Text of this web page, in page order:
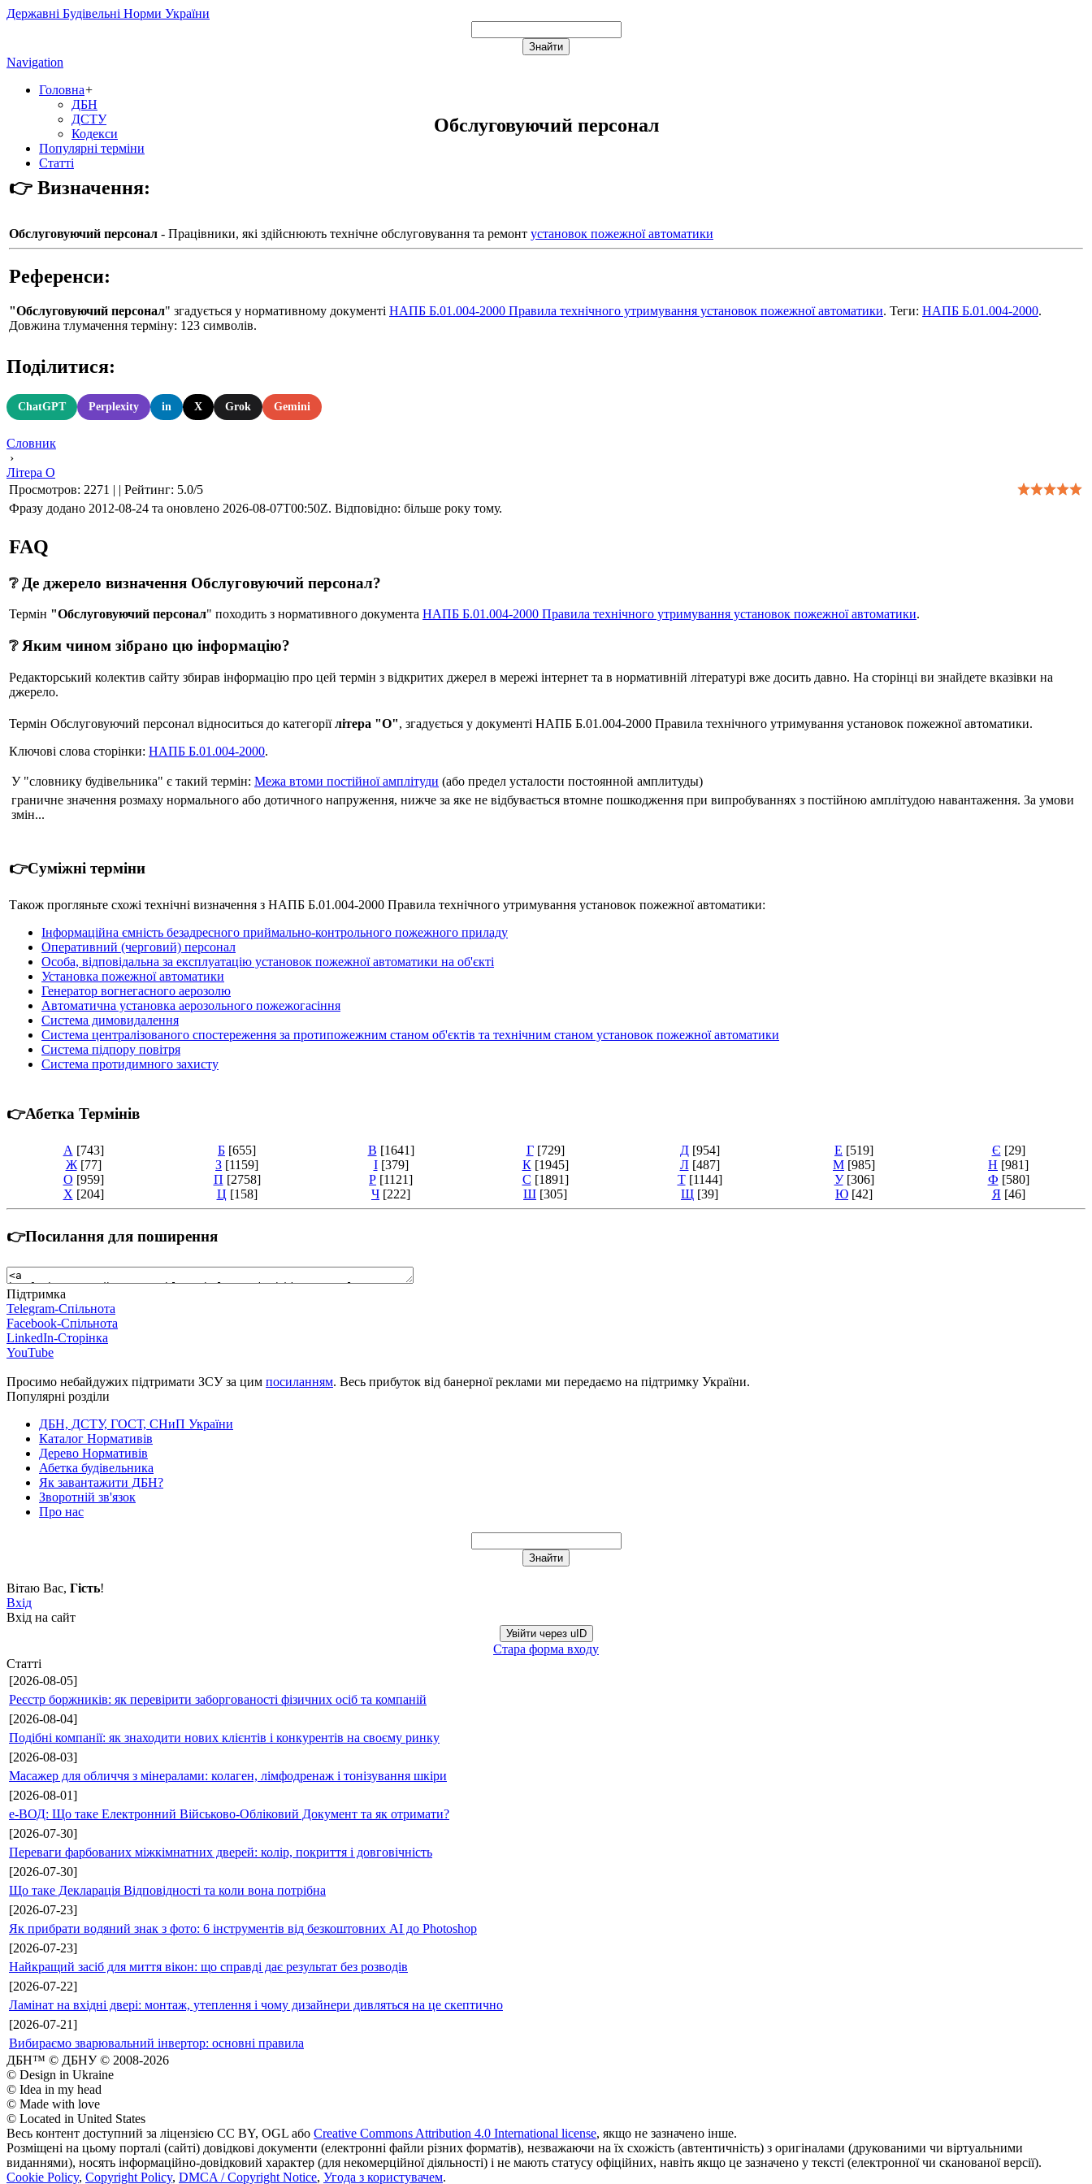
Державні Будівельні Норми України
Navigation
Головна+
ДБН
ДСТУ
Кодекси
Популярні терміни
Статті
Обслуговуючий персонал
👉 Визначення:
Обслуговуючий персонал - Працівники, які здійснюють технічне обслуговування та ремонт установок пожежної автоматики
Референси:
"Обслуговуючий персонал" згадується у нормативному документі НАПБ Б.01.004-2000 Правила технічного утримування установок пожежної автоматики. Теги: НАПБ Б.01.004-2000.
Довжина тлумачення терміну: 123 символів.
Поділитися:
ChatGPT Perplexity in X Grok Gemini
Словник
›
Літера О
Просмотров: 2271 | | Рейтинг: 5.0/5
Фразу додано 2012-08-24 та оновлено 2026-08-07T00:50Z. Відповідно: більше року тому.
FAQ
❔ Де джерело визначення Обслуговуючий персонал?
Термін "Обслуговуючий персонал" походить з нормативного документа НАПБ Б.01.004-2000 Правила технічного утримування установок пожежної автоматики.
❔ Яким чином зібрано цю інформацію?
Редакторський колектив сайту збирав інформацію про цей термін з відкритих джерел в мережі інтернет та в нормативній літературі вже досить давно. На сторінці ви знайдете вказівки на
джерело.
Термін Обслуговуючий персонал відноситься до категоріїлітера "О", згадується у документі НАПБ Б.01.004-2000 Правила технічного утримування установок пожежної автоматики.
Ключові слова сторінки: НАПБ Б.01.004-2000.
У "словнику будівельника" є такий термін: Межа втоми постійної амплітуди (або предел усталости постоянной амплитуды)
граничне значення розмаху нормального або дотичного напруження, нижче за яке не відбувається втомне пошкодження при випробуваннях з постійною амплітудою навантаження. За умови
змін...
👉Суміжні терміни
Також прогляньте схожі технічні визначення з НАПБ Б.01.004-2000 Правила технічного утримування установок пожежної автоматики:
Інформаційна ємність безадресного приймально-контрольного пожежного приладу
Оперативний (черговий) персонал
Особа, відповідальна за експлуатацію установок пожежної автоматики на об'єкті
Установка пожежної автоматики
Генератор вогнегасного аерозолю
Автоматична установка аерозольного пожежогасіння
Система димовидалення
Система централізованого спостереження за протипожежним станом об'єктів та технічним станом установок пожежної автоматики
Система підпору повітря
Система протидимного захисту
👉Абетка Термінів
А [743] Б [655] В [1641] Г [729] Д [954] Е [519] Є [29]
Ж [77] З [1159] І [379] К [1945] Л [487] М [985] Н [981]
О [959] П [2758] Р [1121] С [1891] Т [1144] У [306] Ф [580]
Х [204] Ц [158] Ч [222] Ш [305] Щ [39] Ю [42] Я [46]
👉Посилання для поширення
Підтримка
Telegram-Спільнота
Facebook-Спільнота
LinkedIn-Сторінка
YouTube
Просимо небайдужих підтримати ЗСУ за цим посиланням. Весь прибуток від банерної реклами ми передаємо на підтримку України.
Популярні розділи
ДБН, ДСТУ, ГОСТ, СНиП України
Каталог Нормативів
Дерево Нормативів
Абетка будівельника
Як завантажити ДБН?
Зворотній зв'язок
Про нас
Вітаю Вас, Гість!
Вхід
Вхід на сайт
Увійти через uID
Стара форма входу
Статті
[2026-08-05]
Реєстр боржників: як перевірити заборгованості фізичних осіб та компаній
[2026-08-04]
Подібні компанії: як знаходити нових клієнтів і конкурентів на своєму ринку
[2026-08-03]
Масажер для обличчя з мінералами: колаген, лімфодренаж і тонізування шкіри
[2026-08-01]
е-ВОД: Що таке Електронний Військово-Обліковий Документ та як отримати?
[2026-07-30]
Переваги фарбованих міжкімнатних дверей: колір, покриття і довговічність
[2026-07-30]
Що таке Декларація Відповідності та коли вона потрібна
[2026-07-23]
Як прибрати водяний знак з фото: 6 інструментів від безкоштовних AI до Photoshop
[2026-07-23]
Найкращий засіб для миття вікон: що справді дає результат без розводів
[2026-07-22]
Ламінат на вхідні двері: монтаж, утеплення і чому дизайнери дивляться на це скептично
[2026-07-21]
Вибираємо зварювальний інвертор: основні правила
ДБН™ © ДБНУ © 2008-2026
© Design in Ukraine
© Idea in my head
© Made with love
© Located in United States
Весь контент доступний за ліцензією CC BY, OGL або Creative Commons Attribution 4.0 International license, якщо не зазначено інше.
Розміщені на цьому порталі (сайті) довідкові документи (електронні файли різних форматів), незважаючи на їх схожість (автентичність) з оригіналами (друкованими чи віртуальними
виданнями), носять інформаційно-довідковий характер (для некомерційної діяльності) і не мають статусу офіційних, навіть якщо це зазначено у тексті (електронної чи сканованої версії).
Cookie Policy, Copyright Policy, DMCA / Copyright Notice, Угода з користувачем.